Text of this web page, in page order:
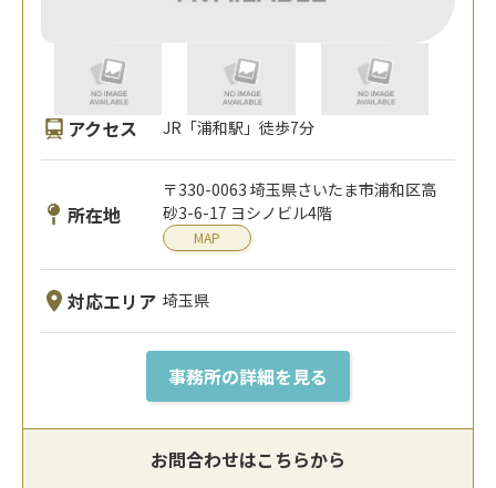
アクセス JR「浦和駅」徒歩7分
所在地
〒330-0063 埼玉県さいたま市浦和区高
砂3-6-17 ヨシノビル4階
MAP
対応エリア 埼玉県
事務所の詳細を見る
お問合わせはこちらから